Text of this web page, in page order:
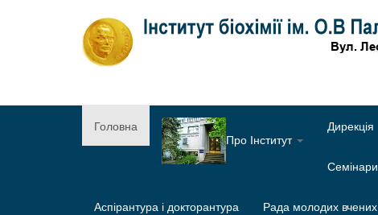
Головна
Про Інститут
Дирекція
Семінари
Аспірантура і докторантура Рада молодих вчених